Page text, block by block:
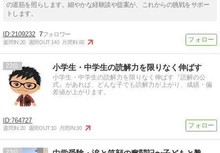
の道筋を照らします。細やかな経験談や提案が、これからの挑戦をサポー
トします。
2109232 7
週間IN:20 週間OUT:140 月間IN:60
22 小学生・中学生の読解力を限りなく伸ばす
小学生・中学生の読解力を限りなく伸ばす『読解の公
式』があれば、どんな子でも読解力が上がり、成績・偏
差値が上がります。
764727
週間IN:20 週間OUT:10 月間IN:30